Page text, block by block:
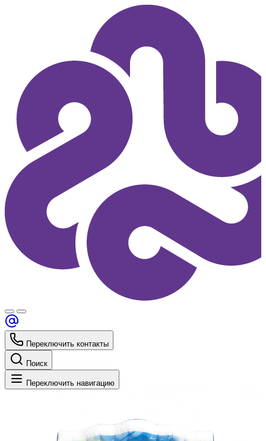
Переключить контакты
Поиск
Переключить навигацию